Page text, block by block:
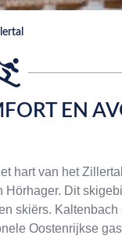
EN
hart van het
Dit
skiërs.
Oostenrijkse